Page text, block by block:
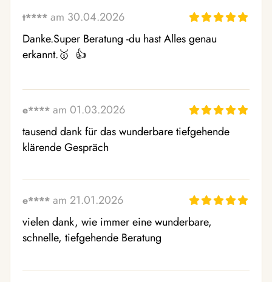
t**** am 30.04.2026
Danke.Super Beratung -du hast Alles genau
erkannt.🥇  👍
e**** am 01.03.2026
tausend dank für das wunderbare tiefgehende
klärende Gespräch
e**** am 21.01.2026
vielen dank, wie immer eine wunderbare,
schnelle, tiefgehende Beratung